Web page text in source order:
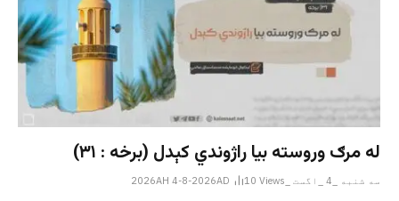
له مرګ وروسته بیا راژوندي کېدل (برخه : ۳۱)
سه شنبه _4 _اگست _2026AH 4-8-2026AD 10 Views